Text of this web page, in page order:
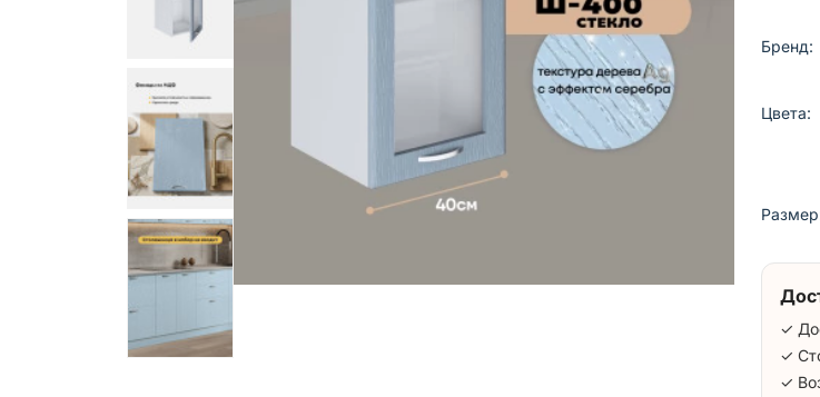
Бренд:
Цвета:
✓
✓
✓